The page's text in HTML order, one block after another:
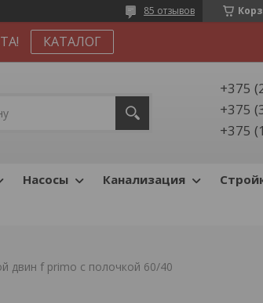
85 отзывов
КАТАЛОГ
+375
+375
+375
Насосы Канализация
двин f primo с полочкой 60/40